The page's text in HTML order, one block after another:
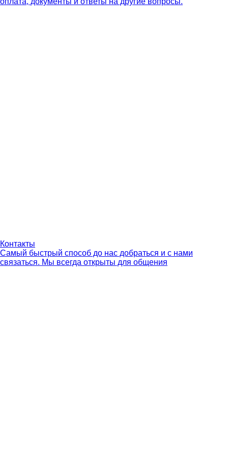
Контакты
Самый быстрый способ до нас добраться и с нами
связаться. Мы всегда открыты для общения